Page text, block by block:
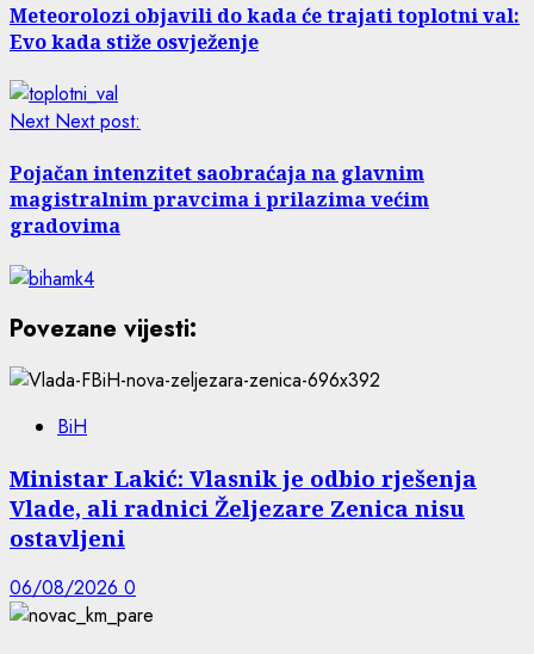
Meteorolozi objavili do kada će trajati toplotni val:
Evo kada stiže osvježenje
Next Next post:
Pojačan intenzitet saobraćaja na glavnim
magistralnim pravcima i prilazima većim
gradovima
Povezane vijesti:
BiH
Ministar Lakić: Vlasnik je odbio rješenja
Vlade, ali radnici Željezare Zenica nisu
ostavljeni
06/08/2026 0